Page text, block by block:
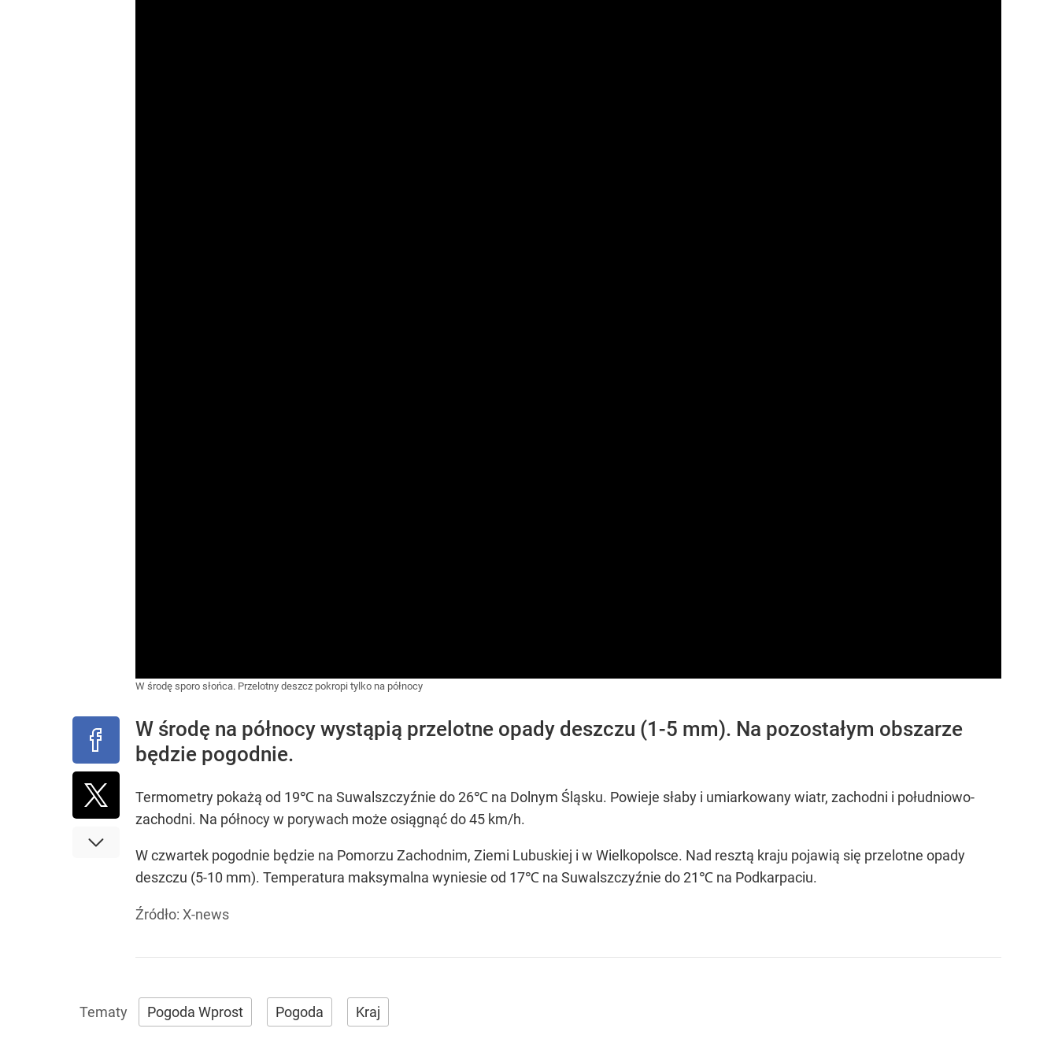
W środę sporo słońca. Przelotny deszcz pokropi tylko na północy
W środę na północy wystąpią przelotne opady deszczu (1-5 mm). Na pozostałym obszarze
będzie pogodnie.
Termometry pokażą od 19℃ na Suwalszczyźnie do 26℃ na Dolnym Śląsku. Powieje słaby i umiarkowany wiatr, zachodni i południowo-
zachodni. Na północy w porywach może osiągnąć do 45 km/h.
W czwartek pogodnie będzie na Pomorzu Zachodnim, Ziemi Lubuskiej i w Wielkopolsce. Nad resztą kraju pojawią się przelotne opady
deszczu (5-10 mm). Temperatura maksymalna wyniesie od 17℃ na Suwalszczyźnie do 21℃ na Podkarpaciu.
Źródło: X-news
Pogoda Wprost Pogoda Kraj